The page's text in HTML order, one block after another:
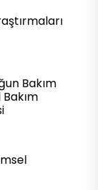
Bakım